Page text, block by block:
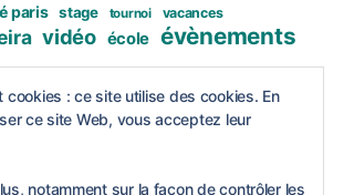
cookies : ce site utilise des cookies. En
ce site Web, vous acceptez leur
notamment sur la façon de contrôler les
paris stage tournoi vacances
vidéo école évènements
bamba_capoeira_p